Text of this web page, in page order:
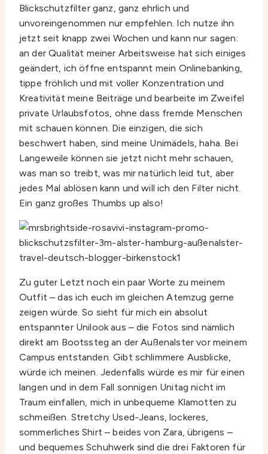
Blickschutzfilter ganz, ganz ehrlich und
unvoreingenommen nur empfehlen. Ich nutze ihn
jetzt seit knapp zwei Wochen und kann nur sagen:
an der Qualität meiner Arbeitsweise hat sich einiges
geändert, ich öffne entspannt mein Onlinebanking,
tippe fröhlich und mit voller Konzentration und
Kreativität meine Beiträge und bearbeite im Zweifel
private Urlaubsfotos, ohne dass fremde Menschen
mit schauen können. Die einzigen, die sich
beschwert haben, sind meine Unimädels, haha. Bei
Langeweile können sie jetzt nicht mehr schauen,
was man so treibt, was mir natürlich leid tut, aber
jedes Mal ablösen kann und will ich den Filter nicht.
Ein ganz großes Thumbs up also!
Zu guter Letzt noch ein paar Worte zu meinem
Outfit – das ich euch im gleichen Atemzug gerne
zeigen würde. So sieht für mich ein absolut
entspannter Unilook aus – die Fotos sind nämlich
direkt am Bootssteg an der Außenalster vor meinem
Campus entstanden. Gibt schlimmere Ausblicke,
würde ich meinen. Jedenfalls würde es mir für einen
langen und in dem Fall sonnigen Unitag nicht im
Traum einfallen, mich in unbequeme Klamotten zu
schmeißen. Stretchy Used-Jeans, lockeres,
sommerliches Shirt – beides von Zara, übrigens –
und bequemes Schuhwerk sind die drei Faktoren für